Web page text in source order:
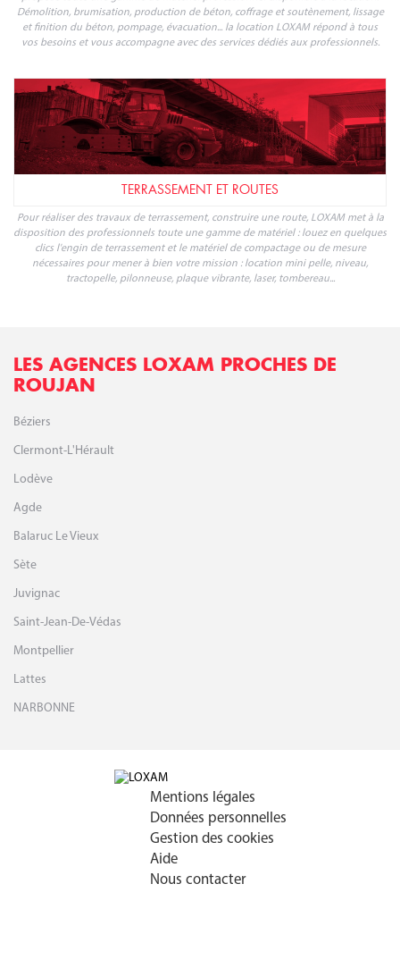
Démolition, brumisation, production de béton, coffrage et soutènement, lissage
et finition du béton, pompage, évacuation... la location LOXAM répond à tous
vos besoins et vous accompagne avec des services dédiés aux professionnels.
TERRASSEMENT ET ROUTES
Pour réaliser des travaux de terrassement, construire une route, LOXAM met à la
disposition des professionnels toute une gamme de matériel : louez en quelques
clics l'engin de terrassement et le matériel de compactage ou de mesure
nécessaires pour mener à bien votre mission : location mini pelle, niveau,
tractopelle, pilonneuse, plaque vibrante, laser, tombereau...
LES AGENCES LOXAM PROCHES DE
ROUJAN
Béziers
Clermont-L'Hérault
Lodève
Agde
Balaruc Le Vieux
Sète
Juvignac
Saint-Jean-De-Védas
Montpellier
Lattes
NARBONNE
Mentions légales
Données personnelles
Gestion des cookies
Aide
Nous contacter